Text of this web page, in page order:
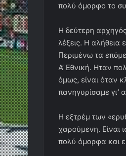
πολύ όμορφο το
Η δεύτερη
λέξεις. Η αλήθεια
Περιμένω τα
Α’ Εθνική. Ηταν
όμως, είναι όταν
πανηγυρίσαμε γι’
Η εξτρέμ των
χαρούμενη. Είναι
πολύ όμορφα και